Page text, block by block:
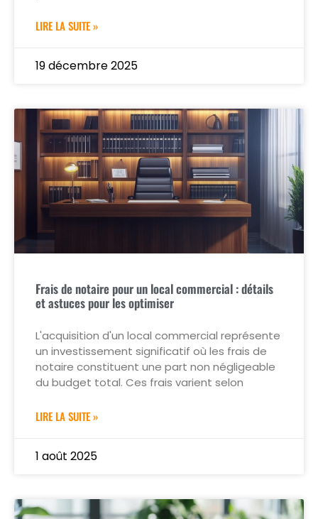
LIRE LA SUITE »
19 décembre 2025
Frais de notaire pour un local commercial : détails
et astuces pour les optimiser
L'acquisition d'un local commercial représente
un investissement significatif où les frais de
notaire constituent une part non négligeable
du budget total. Ces frais varient selon
LIRE LA SUITE »
1 août 2025